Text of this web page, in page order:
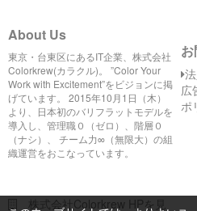
About Us
東京・台東区にあるIT企業、株式会社
Colorkrew(カラクル)。 ”Color Your
Work with Excitement”をビジョンに掲
げています。 2015年10月1日（木）
より、日本初のバリフラットモデルを
導入し、管理職０（ゼロ）、階層０
（ナシ）、 チーム力∞（無限大）の組
織運営をおこなっています。
株式会社Colorkrew HPを見
広
ポ